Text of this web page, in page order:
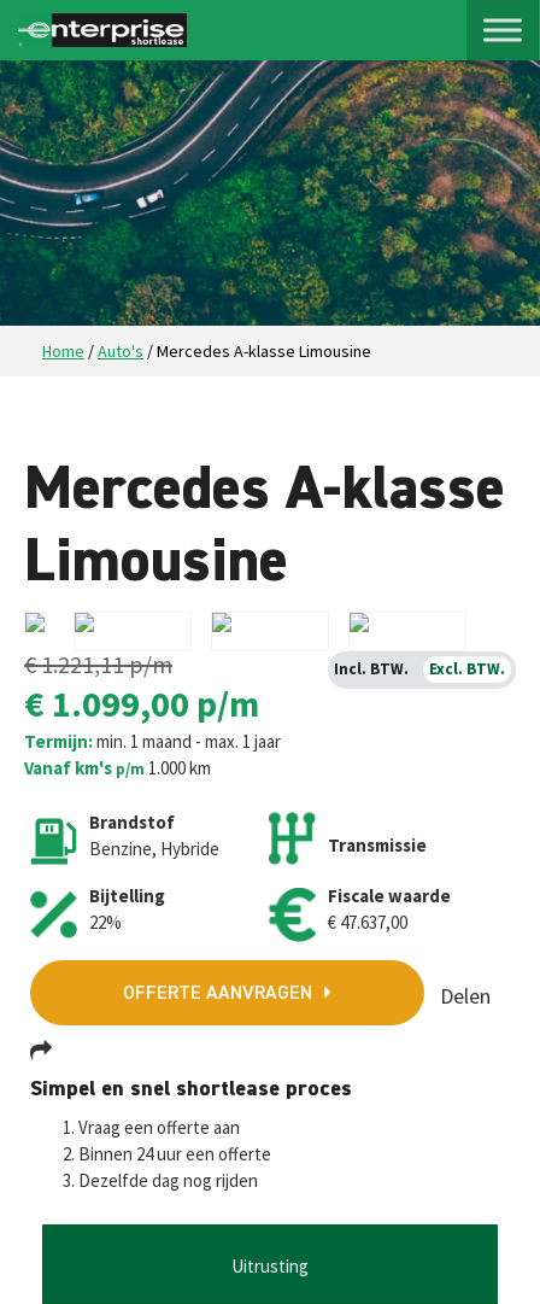
Home /Auto's /Mercedes A-klasse Limousine
Mercedes A-klasse
Limousine
€ 1.221,11p/m
€ 1.099,00 p/m
Termijn:min. 1 maand - max. 1 jaar
Vanaf km's p/m 1.000 km
Brandstof
Benzine, Hybride
Bijtelling
22%
Transmissie
Fiscale waarde
€ 47.637,00
OFFERTE AANVRAGEN Delen
Fa
ce
b
o
o
T
wi
tt
er
E
m
ai
l
W
h
at
sA
p
p
M
se
ge
r
Simpel en snel shortlease proces
Vraag een offerte aan
Binnen 24 uur een offerte
Dezelfde dag nog rijden
Incl. BTW. Excl. BTW.
Uitrusting